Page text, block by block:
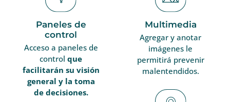
Paneles de
control
Acceso a paneles de
controlque
facilitarán su visión
general y la toma
de decisiones.
Multimedia
Agregar y anotar
imágenes le
permitirá prevenir
malentendidos.